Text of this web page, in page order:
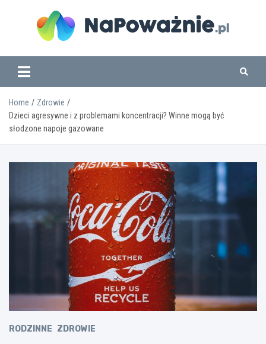
www.napowaznie.pl
Home
Zdrowie
Dzieci agresywne i z problemami koncentracji? Winne mogą być
słodzone napoje gazowane
RODZINNE ZDROWIE